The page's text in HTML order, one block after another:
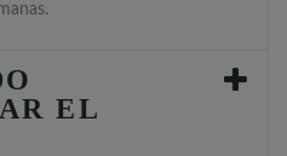
EL